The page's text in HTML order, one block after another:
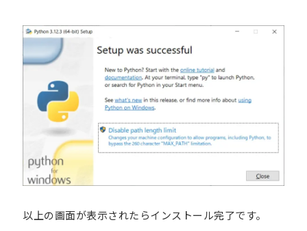
以上の画面が表示されたらインストール完了です。